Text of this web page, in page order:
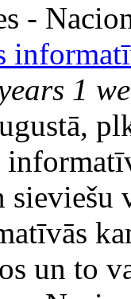
-
1
un to